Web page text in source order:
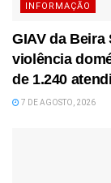
INFORMAÇÃO
GIAV da Beira
violência
de 1.240
7 DE AGOSTO, 2026